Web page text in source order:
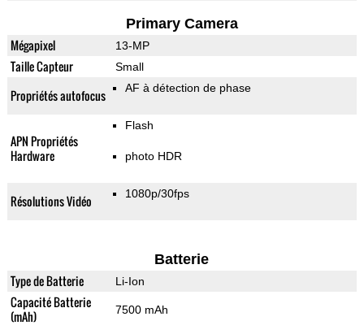
Primary Camera
Mégapixel 13-MP
Taille Capteur Small
Propriétés autofocus AF à détection de phase
APN Propriétés
Hardware
Flash
photo HDR
Résolutions Vidéo 1080p/30fps
Batterie
Type de Batterie Li-Ion
Capacité Batterie
(mAh)
7500 mAh